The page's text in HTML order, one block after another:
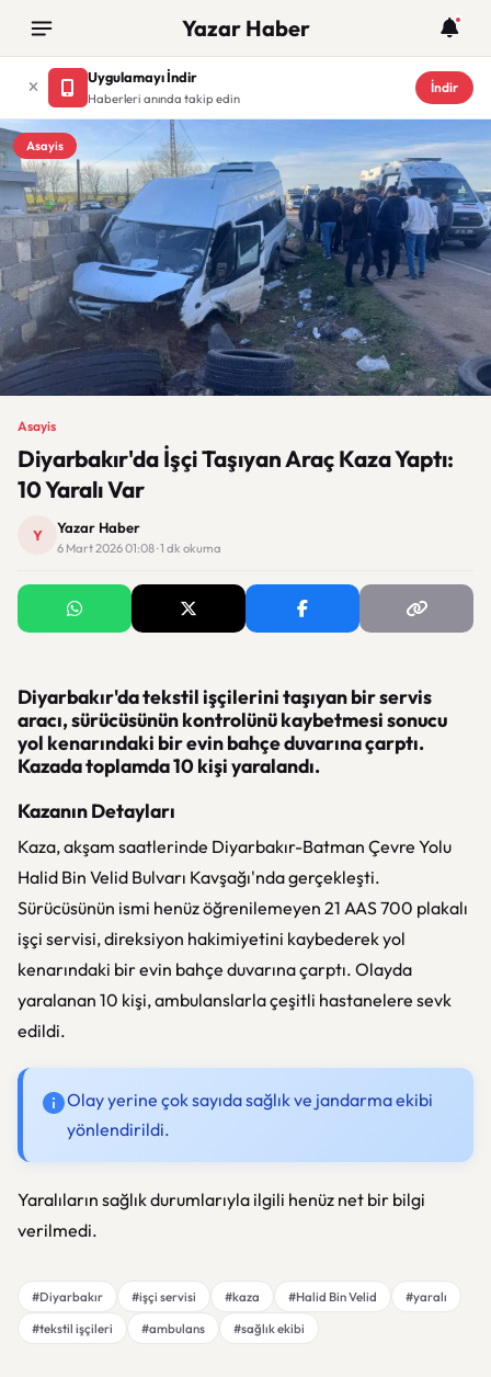
Yazar Haber
Uygulamayı İndir
Haberleri anında takip edin
İndir
Asayis
Asayis
Diyarbakır'da İşçi Taşıyan Araç Kaza Yaptı:
10 Yaralı Var
Y Yazar Haber
6 Mart 2026 01:08 · 1 dk okuma
Diyarbakır'da tekstil işçilerini taşıyan bir servis
aracı, sürücüsünün kontrolünü kaybetmesi sonucu
yol kenarındaki bir evin bahçe duvarına çarptı.
Kazada toplamda 10 kişi yaralandı.
Kazanın Detayları
Kaza, akşam saatlerinde Diyarbakır-Batman Çevre Yolu
Halid Bin Velid Bulvarı Kavşağı'nda gerçekleşti.
Sürücüsünün ismi henüz öğrenilemeyen 21 AAS 700 plakalı
işçi servisi, direksiyon hakimiyetini kaybederek yol
kenarındaki bir evin bahçe duvarına çarptı. Olayda
yaralanan 10 kişi, ambulanslarla çeşitli hastanelere sevk
edildi.
Olay yerine çok sayıda sağlık ve jandarma ekibi
yönlendirildi.
Yaralıların sağlık durumlarıyla ilgili henüz net bir bilgi
verilmedi.
#Diyarbakır #işçi servisi #kaza #Halid Bin Velid
#yaralı
#tekstil işçileri
#ambulans #sağlık ekibi